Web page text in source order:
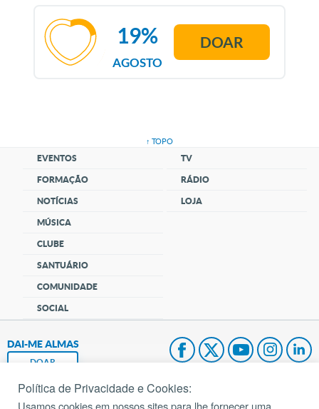
AGOSTO
19% DOAR
↑ TOPO
EVENTOS
FORMAÇÃO
NOTÍCIAS
MÚSICA
CLUBE
SANTUÁRIO
COMUNIDADE
SOCIAL
TV
RÁDIO
LOJA
DAI-ME ALMAS
DOAR
Fundação João Paulo II
Política de Privacidade e Cookies:
Usamos cookies em nossos sites para lhe fornecer uma